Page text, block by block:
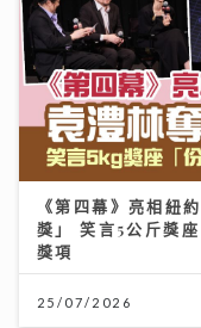
《第四幕》亮相紐
獎」 笑言5公斤獎
獎項
25/07/2026